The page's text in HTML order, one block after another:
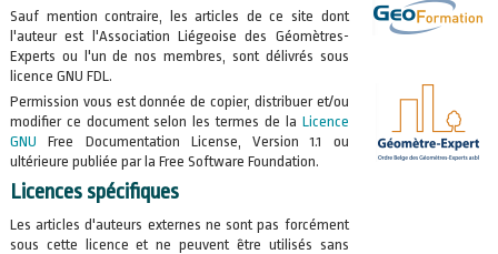
Sauf mention contraire, les articles de ce site dont
l'auteur est l'Association Liégeoise des Géomètres-
Experts ou l'un de nos membres, sont délivrés sous
licence GNU FDL.
Permission vous est donnée de copier, distribuer et/ou
modifier ce document selon les termes de la Licence
GNU Free Documentation License, Version 1.1 ou
ultérieure publiée par la Free Software Foundation.
Licences spécifiques
Les articles d'auteurs externes ne sont pas forcément
sous cette licence et ne peuvent être utilisés sans